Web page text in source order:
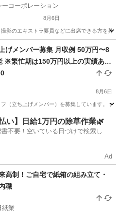
コーポレーション
8月6日
影のエキストラ要員などに出席できる方を募
バー募集 月収例 50万円〜8
※繁忙期は150万円以上の実績あり
たり平均10,000円 1日2〜7件
目安：20,000円〜70,000円
8月6日
（立ち上げメンバー）を募集しています。
ッフい】日給1万円の除草作業🌿
不要！空いている日づけで検索して
Ad
高制！ご自宅で紙箱の組み立て・
職
業